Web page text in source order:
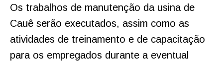
Os trabalhos de manutenção da usina de
Cauê serão executados, assim como as
atividades de treinamento e de capacitação
para os empregados durante a eventual